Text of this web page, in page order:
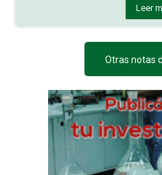
Leer
Otras notas